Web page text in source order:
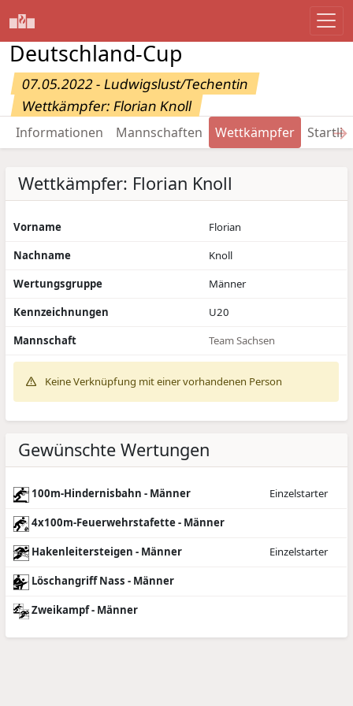
Deutschland-Cup
07.05.2022 - Ludwigslust/Techentin
Wettkämpfer: Florian Knoll
Informationen Mannschaften Wettkämpfer →
Wettkämpfer: Florian Knoll
Vorname
Florian
Nachname
Knoll
Wertungsgruppe
Männer
Kennzeichnungen
U20
Mannschaft
Team Sachsen
Keine Verknüpfung mit einer vorhandenen Person
Gewünschte Wertungen
100m-Hindernisbahn - Männer Einzelstarter
4x100m-Feuerwehrstafette - Männer
Hakenleitersteigen - Männer Einzelstarter
Löschangriff Nass - Männer
Zweikampf - Männer